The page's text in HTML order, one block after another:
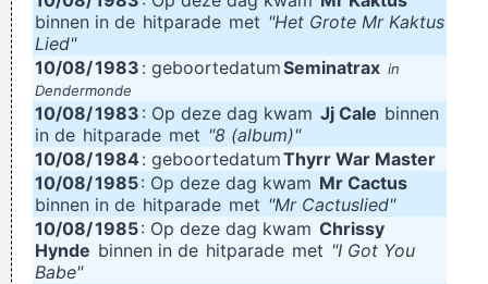
binnen in de hitparade met "Het Grote Mr Kaktus
Lied"
10/08/1983 : geboortedatumSeminatrax in
Dendermonde
10/08/1983 : Op deze dag kwam Jj Cale binnen
in de hitparade met "8 (album)"
10/08/1984: geboortedatumThyrr War Master
10/08/1985: Op deze dag kwam Mr Cactus
binnen in de hitparade met "Mr Cactuslied"
10/08/1985: Op deze dag kwam Chrissy
Hynde binnen in de hitparade met "I Got You
Babe"